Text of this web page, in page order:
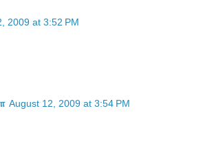
2009 at 3:52 PM
August 12, 2009 at 3:54 PM